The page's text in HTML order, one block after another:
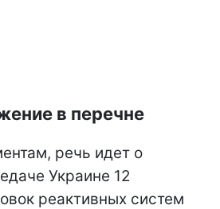
в перечне
речь идет о
Украине 12
реактивных систем